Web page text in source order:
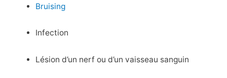
Bruising
Infection
Lésion d’un nerf ou d’un vaisseau sanguin